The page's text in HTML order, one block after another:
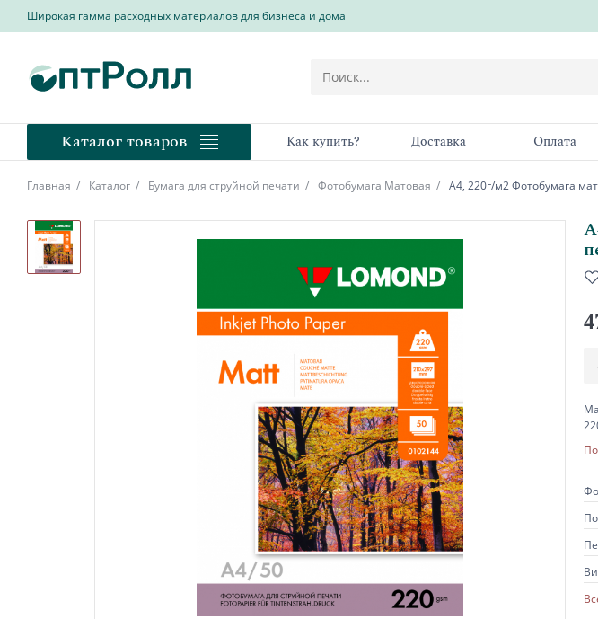
Широкая гамма расходных материалов для бизнеса и дома
Каталог товаров Как купить? Доставка Оплата
Главная Каталог Бумага для струйной печати Фотобумага Матовая А4, 220г/м2 Фотобумага